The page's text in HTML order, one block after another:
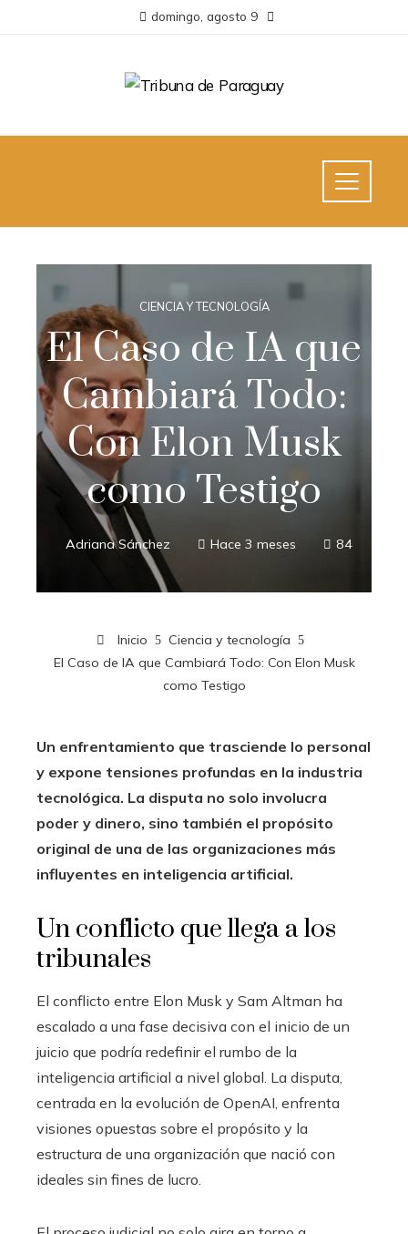
domingo, agosto 9
CIENCIA Y TECNOLOGÍA
El Caso de IA que
Cambiará Todo:
Con Elon Musk
como Testigo
Adriana Sánchez Hace 3 meses 84
Inicio
Ciencia y tecnología
El Caso de IA que Cambiará Todo: Con Elon Musk
como Testigo
Un enfrentamiento que trasciende lo personal
y expone tensiones profundas en la industria
tecnológica. La disputa no solo involucra
poder y dinero, sino también el propósito
original de una de las organizaciones más
influyentes en inteligencia artificial.
Un conflicto que llega a los
tribunales
El conflicto entre Elon Musk y Sam Altman ha
escalado a una fase decisiva con el inicio de un
juicio que podría redefinir el rumbo de la
inteligencia artificial a nivel global. La disputa,
centrada en la evolución de OpenAI, enfrenta
visiones opuestas sobre el propósito y la
estructura de una organización que nació con
ideales sin fines de lucro.